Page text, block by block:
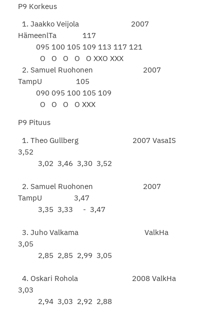
P9 Korkeus
1. Jaakko Veijola 2007
HämeenlTa 117
095 100 105 109 113 117 121
O O O O O XXO XXX
2. Samuel Ruohonen 2007
TampU 105
090 095 100 105 109
O O O O XXX
P9 Pituus
1. Theo Gullberg 2007 VasaIS
3,52
3,02 3,46 3,30 3,52
2. Samuel Ruohonen 2007
TampU 3,47
3,35 3,33 - 3,47
3. Juho Valkama ValkHa
3,05
2,85 2,85 2,99 3,05
4. Oskari Rohola 2008 ValkHa
3,03
2,94 3,03 2,92 2,88